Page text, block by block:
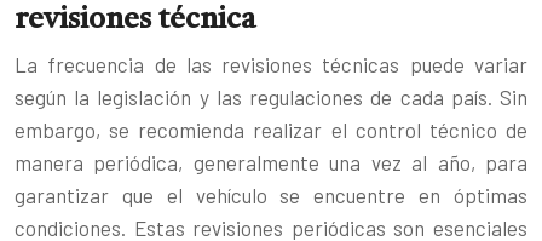
revisiones técnica
La frecuencia de las revisiones técnicas puede variar
según la legislación y las regulaciones de cada país. Sin
embargo, se recomienda realizar el control técnico de
manera periódica, generalmente una vez al año, para
garantizar que el vehículo se encuentre en óptimas
condiciones. Estas revisiones periódicas son esenciales